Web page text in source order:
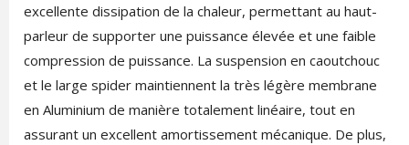
excellente dissipation de la chaleur, permettant au haut-
parleur de supporter une puissance élevée et une faible
compression de puissance. La suspension en caoutchouc
et le large spider maintiennent la très légère membrane
en Aluminium de manière totalement linéaire, tout en
assurant un excellent amortissement mécanique. De plus,